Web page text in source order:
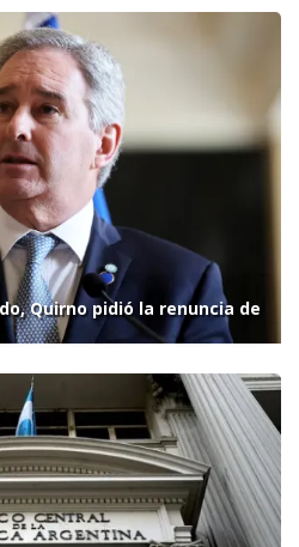
Quirno pidió la renuncia de